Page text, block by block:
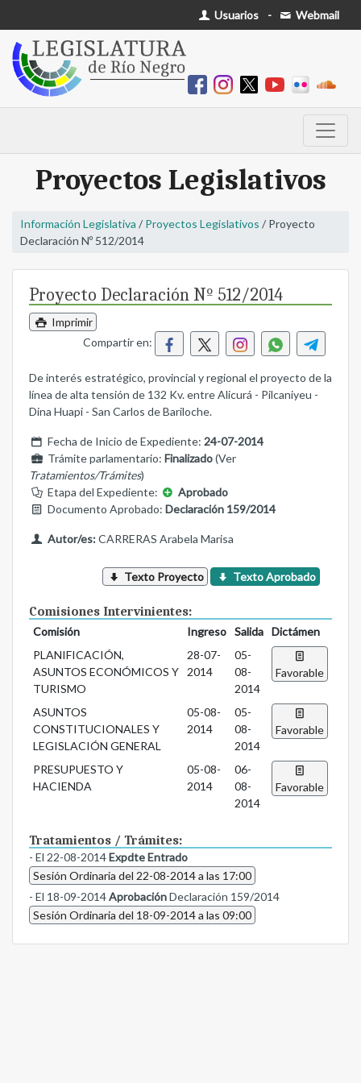
Usuarios - Webmail
Proyectos Legislativos
Información Legislativa / Proyectos Legislativos / Proyecto
Declaración Nº 512/2014
Proyecto Declaración Nº 512/2014
Imprimir
Compartir en:
De interés estratégico, provincial y regional el proyecto de la
línea de alta tensión de 132 Kv. entre Alicurá - Pilcaniyeu -
Dina Huapi - San Carlos de Bariloche.
Fecha de Inicio de Expediente: 24-07-2014
Trámite parlamentario: Finalizado(Ver
Tratamientos/Trámites)
Etapa del Expediente:
Aprobado
Documento Aprobado: Declaración 159/2014
Autor/es:CARRERAS Arabela Marisa
Texto Proyecto Texto Aprobado
Comisiones Intervinientes:
Comisión Ingreso Salida
Dictámen
PLANIFICACIÓN,
ASUNTOS ECONÓMICOS Y
TURISMO
28-07-
2014
05-
08-
2014
Favorable
ASUNTOS
CONSTITUCIONALES Y
LEGISLACIÓN GENERAL
05-08-
2014
05-
08-
2014
Favorable
PRESUPUESTO Y
HACIENDA
05-08-
2014
06-
08-
2014
Favorable
Tratamientos / Trámites:
- El 22-08-2014Expdte Entrado
Sesión Ordinaria del 22-08-2014 a las 17:00
- El 18-09-2014AprobaciónDeclaración 159/2014
Sesión Ordinaria del 18-09-2014 a las 09:00